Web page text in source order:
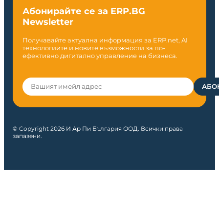
Абонирайте се за ERP.BG
Newsletter
Получавайте актуална информация за ERP.net, AI
технологиите и новите възможности за по-
ефективно дигитално управление на бизнеса.
© Copyright 2026 И Ар Пи България ООД. Всички права
запазени.